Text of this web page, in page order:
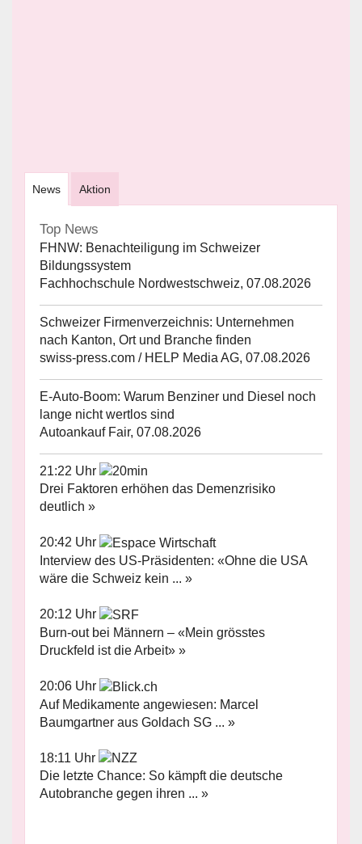
News Aktion
Top News
FHNW: Benachteiligung im Schweizer
Bildungssystem
Fachhochschule Nordwestschweiz, 07.08.2026
Schweizer Firmenverzeichnis: Unternehmen
nach Kanton, Ort und Branche finden
swiss-press.com / HELP Media AG, 07.08.2026
E-Auto-Boom: Warum Benziner und Diesel noch
lange nicht wertlos sind
Autoankauf Fair, 07.08.2026
21:22 Uhr
Drei Faktoren erhöhen das Demenzrisiko
deutlich »
20:42 Uhr
Interview des US-Präsidenten: «Ohne die USA
wäre die Schweiz kein ... »
20:12 Uhr
Burn-out bei Männern – «Mein grösstes
Druckfeld ist die Arbeit» »
20:06 Uhr
Auf Medikamente angewiesen: Marcel
Baumgartner aus Goldach SG ... »
18:11 Uhr
Die letzte Chance: So kämpft die deutsche
Autobranche gegen ihren ... »